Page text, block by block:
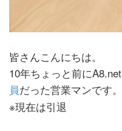
皆さんこんにちは。
10年ちょっと前に
員だった営業マンです。
※現在は引退